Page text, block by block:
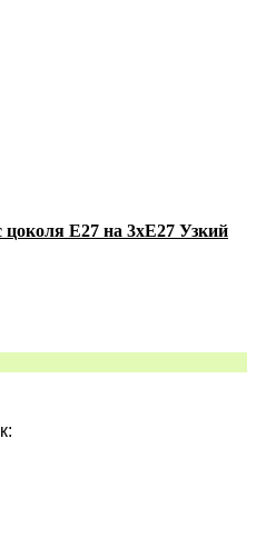
цоколя E27 на 3хE27 Узкий
: